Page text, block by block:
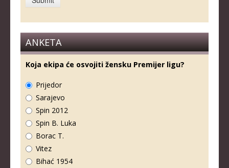
ANKETA
Koja ekipa će osvojiti žensku Premijer ligu?
Prijedor
Sarajevo
Spin 2012
Spin B. Luka
Borac T.
Vitez
Bihać 1954